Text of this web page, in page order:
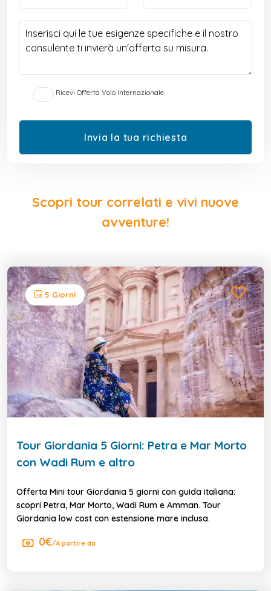
Ricevi Offerta Volo Internazionale
Scopri tour correlati e vivi nuove
avventure!
5 Giorni
Tour Giordania 5 Giorni: Petra e Mar Morto
con Wadi Rum e altro
Offerta Mini tour Giordania 5 giorni con guida italiana:
scopri Petra, Mar Morto, Wadi Rum e Amman. Tour
Giordania low cost con estensione mare inclusa.
0€/A partire da